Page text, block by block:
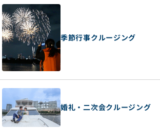
季節行事クルージング
婚礼・二次会クルージング